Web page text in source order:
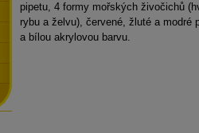
pipetu, 4 formy mořských živočichů
rybu a želvu), červené, žluté a modré
a bílou akrylovou barvu.